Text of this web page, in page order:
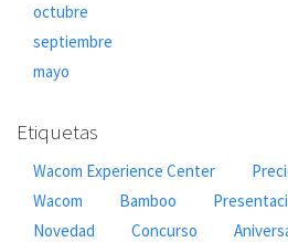
octubre
septiembre
mayo
Etiquetas
Wacom Experience Center
Wacom
Bamboo
Novedad
Concurso